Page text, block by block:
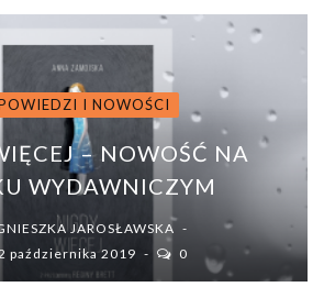
I NOWOŚCI
– NOWOŚĆ NA
WYDAWNICZYM
JAROSŁAWSKA
października 2019
0